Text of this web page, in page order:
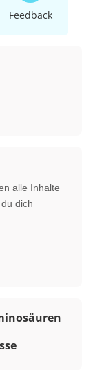
Feedback
alle Inhalte
dich